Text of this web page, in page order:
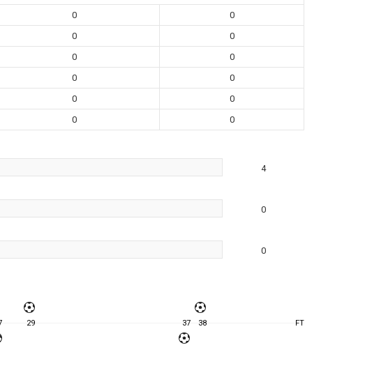
0
0
0
0
0
0
0
0
0
0
0 0
4
0
0
29 37 38 FT